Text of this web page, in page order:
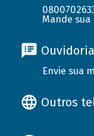
Mande
Ouvidoria
Envie sua
Outros